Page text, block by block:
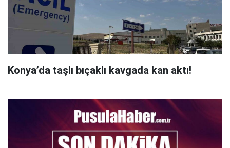
Konya’da taşlı bıçaklı kavgada kan aktı!